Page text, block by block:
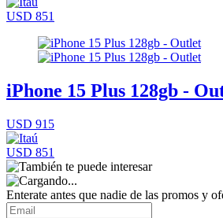
USD 851
iPhone 15 Plus 128gb -
USD 915
USD 851
Enterate antes que nadie de las promos y